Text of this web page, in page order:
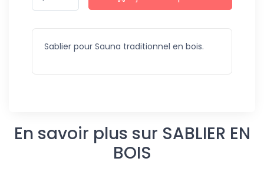
Sablier pour Sauna traditionnel en bois.
En savoir plus sur SABLIER EN
BOIS